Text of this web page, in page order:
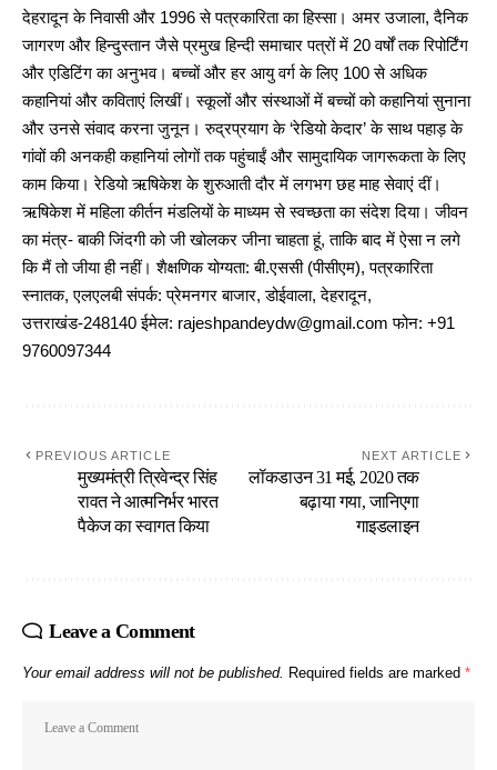
देहरादून के निवासी और 1996 से पत्रकारिता का हिस्सा। अमर उजाला, दैनिक
जागरण और हिन्दुस्तान जैसे प्रमुख हिन्दी समाचार पत्रों में 20 वर्षों तक रिपोर्टिंग
और एडिटिंग का अनुभव। बच्चों और हर आयु वर्ग के लिए 100 से अधिक
कहानियां और कविताएं लिखीं। स्कूलों और संस्थाओं में बच्चों को कहानियां सुनाना
और उनसे संवाद करना जुनून। रुद्रप्रयाग के ‘रेडियो केदार’ के साथ पहाड़ के
गांवों की अनकही कहानियां लोगों तक पहुंचाईं और सामुदायिक जागरूकता के लिए
काम किया। रेडियो ऋषिकेश के शुरुआती दौर में लगभग छह माह सेवाएं दीं।
ऋषिकेश में महिला कीर्तन मंडलियों के माध्यम से स्वच्छता का संदेश दिया। जीवन
का मंत्र- बाकी जिंदगी को जी खोलकर जीना चाहता हूं, ताकि बाद में ऐसा न लगे
कि मैं तो जीया ही नहीं। शैक्षणिक योग्यता: बी.एससी (पीसीएम), पत्रकारिता
स्नातक, एलएलबी संपर्क: प्रेमनगर बाजार, डोईवाला, देहरादून,
उत्तराखंड-248140 ईमेल: rajeshpandeydw@gmail.com फोन: +91
9760097344
PREVIOUS ARTICLE
मुख्यमंत्री त्रिवेन्द्र सिंह
रावत ने आत्मनिर्भर भारत
पैकेज का स्वागत किया
NEXT ARTICLE
लॉकडाउन 31 मई, 2020 तक
बढ़ाया गया, जानिएगा
गाइडलाइन
Leave a Comment
Your email address will not be published. Required fields are marked *